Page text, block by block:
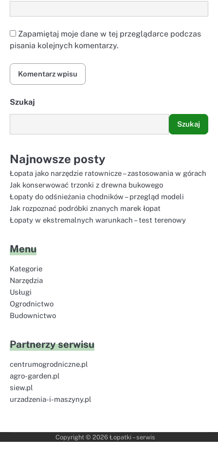
Zapamiętaj moje dane w tej przeglądarce podczas
pisania kolejnych komentarzy.
Szukaj
Szukaj
Najnowsze posty
Łopata jako narzędzie ratownicze – zastosowania w górach
Jak konserwować trzonki z drewna bukowego
Łopaty do odśnieżania chodników – przegląd modeli
Jak rozpoznać podróbki znanych marek łopat
Łopaty w ekstremalnych warunkach – test terenowy
Menu
Kategorie
Narzędzia
Usługi
Ogrodnictwo
Budownictwo
Partnerzy serwisu
centrumogrodniczne.pl
agro-garden.pl
siew.pl
urzadzenia-i-maszyny.pl
Copyright © 2026 Łopatki – serwis